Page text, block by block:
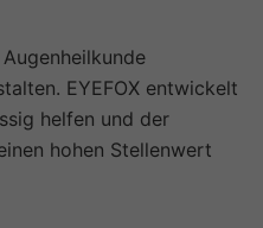
EYEFOX entwickelt
helfen und der
hohen Stellenwert